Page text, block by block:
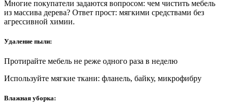
Многие покупатели задаются вопросом: чем чистить мебель
из массива дерева? Ответ прост: мягкими средствами без
агрессивной химии.
Удаление пыли:
Протирайте мебель не реже одного раза в неделю
Используйте мягкие ткани: фланель, байку, микрофибру
Влажная уборка: